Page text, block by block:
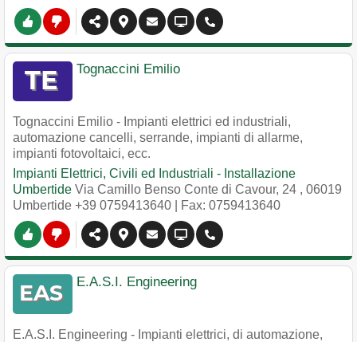
Tognaccini Emilio
Tognaccini Emilio - Impianti elettrici ed industriali,
automazione cancelli, serrande, impianti di allarme,
impianti fotovoltaici, ecc.
Impianti Elettrici, Civili ed Industriali - Installazione
Umbertide Via Camillo Benso Conte di Cavour, 24 , 06019
Umbertide +39 0759413640 | Fax: 0759413640
E.A.S.I. Engineering
E.A.S.I. Engineering - Impianti elettrici, di automazione,